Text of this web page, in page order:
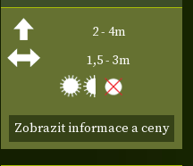
2 - 4m
1,5 - 3m
Zobrazit informace a ceny